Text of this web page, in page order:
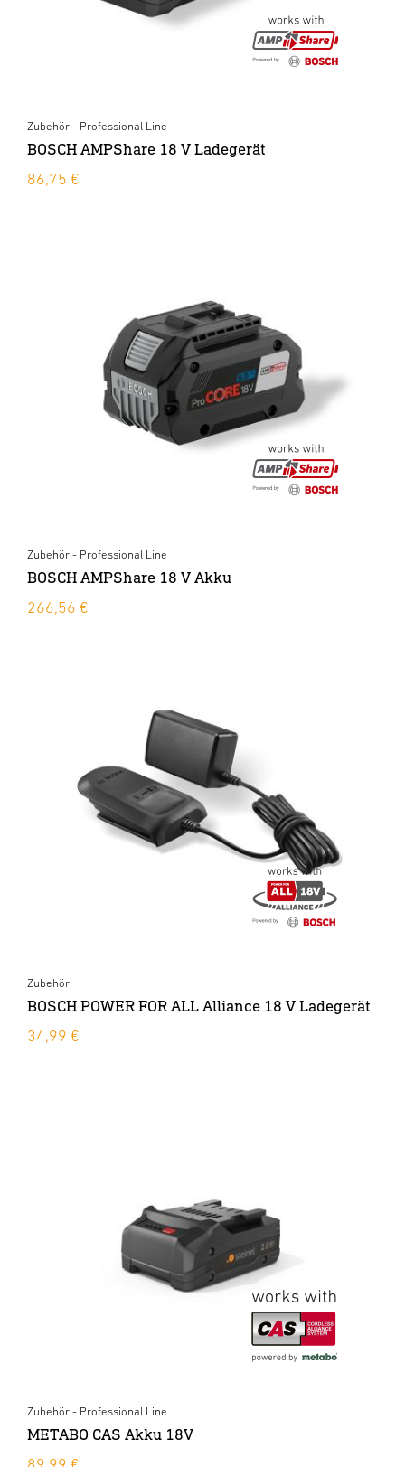
Zubehör - Professional Line
BOSCH AMPShare 18 V Ladegerät
86,75 €
Zubehör - Professional Line
BOSCH AMPShare 18 V Akku
266,56 €
Zubehör
BOSCH POWER FOR ALL Alliance 18 V Ladegerät
34,99 €
Zubehör - Professional Line
METABO CAS Akku 18V